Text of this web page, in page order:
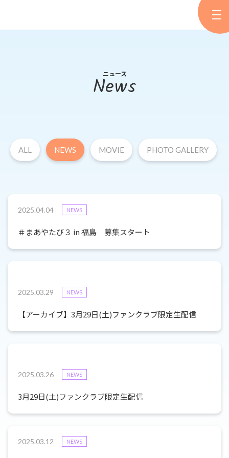
ニュース
News
ALL NEWS MOVIE PHOTO GALLERY
2025.04.04 NEWS
＃まあやたび３ in 福島 募集スタート
2025.03.29 NEWS
【アーカイブ】3月29日(土)ファンクラブ限定生配信
2025.03.26 NEWS
3月29日(土)ファンクラブ限定生配信
2025.03.12 NEWS